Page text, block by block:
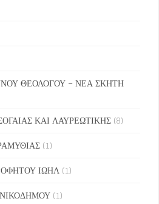
ΘΕΟΛΟΓΟΥ – ΝΕΑ ΣΚΗΤΗ
ΚΑΙ ΛΑΥΡΕΩΤΙΚΗΣ (8)
(1)
ΙΩΗΛ (1)
(1)